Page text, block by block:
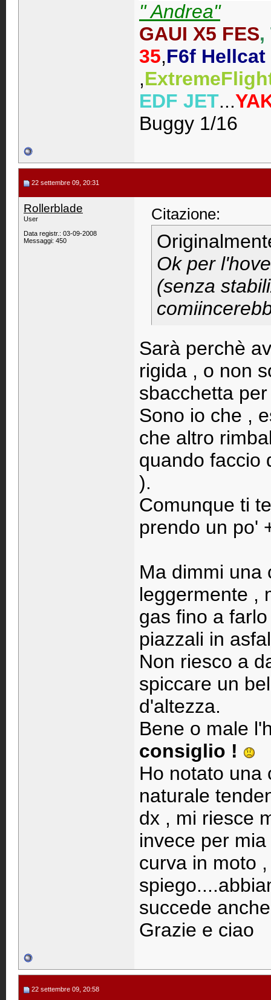
" Andrea"
GAUI X5 FES,
35,F6f Hellcat
,
EDF JET...
Buggy 1/16
22 settembre 09, 20:31
Rollerblade
User
Data registr.: 03-09-2008
Messaggi: 450
Citazione:
Ok per
(senza
Sarà perchè
rigida , o non
sbacchetta
Sono io che ,
che altro
quando faccio
).
Comunque ti
prendo un po'
Ma dimmi una
leggermente ,
gas fino a
piazzali in
Non riesco a
spiccare un
d'altezza.
Bene o male
consiglio !
Ho notato una
naturale
dx , mi riesce
invece per
curva in moto
succede
Grazie e ciao
22 settembre 09, 20:58